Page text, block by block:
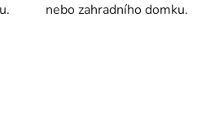
nebo zahradního domku.